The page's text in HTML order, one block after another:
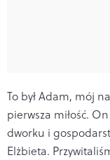
To był Adam, mój
pierwsza miłość.
dworku i
Elżbieta.